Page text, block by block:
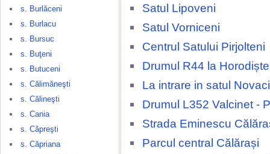
s. Burlăceni
s. Burlacu
s. Bursuc
s. Buţeni
s. Butuceni
s. Călimăneşti
s. Călineşti
s. Cania
s. Căpreşti
s. Căpriana
Satul Lipoveni
Satul Vorniceni
Centrul Satului Pirjolteni
Drumul R44 la Horodiște
La intrare in satul Novaci
Drumul L352 Valcinet -
Strada Eminescu
Parcul central Călărași